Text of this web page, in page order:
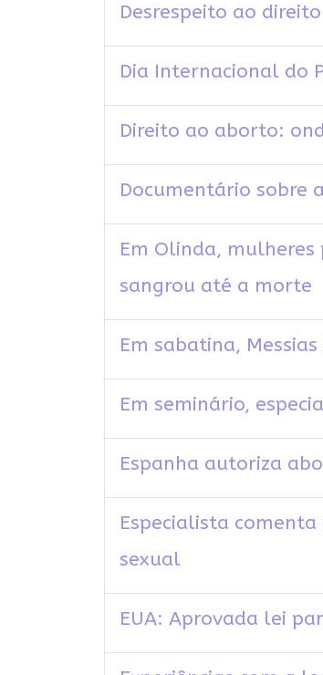
Desrespeito ao
Dia Internacional do
Direito ao aborto:
Documentário sobre
Em Olinda,
sangrou até a morte
Em sabatina,
Em seminário,
Espanha autoriza
Especialista
sexual
EUA: Aprovada lei